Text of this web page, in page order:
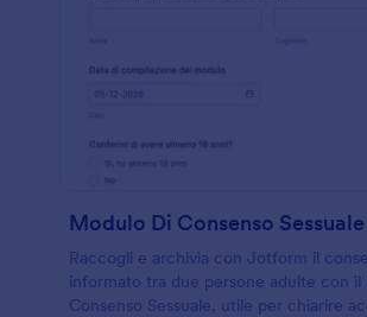
Modulo Di Consenso Sessuale
Raccogli e archivia con Jotform il
informato tra due persone adulte con il
Consenso Sessuale, utile per chiarire